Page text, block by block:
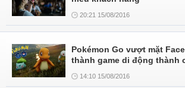
20:21 15/08/2016
Pokémon Go vượt mặt
thành game di động thành
14:10 15/08/2016